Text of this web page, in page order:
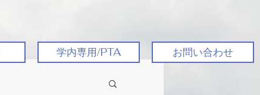
学内専用/PTA お問い合わせ